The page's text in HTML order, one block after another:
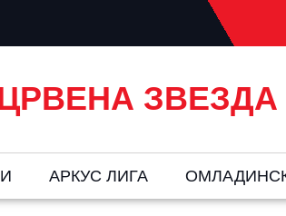
ЗВЕЗДА
AРКУС ЛИГА